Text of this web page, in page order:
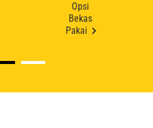
Opsi
Bekas
Pakai